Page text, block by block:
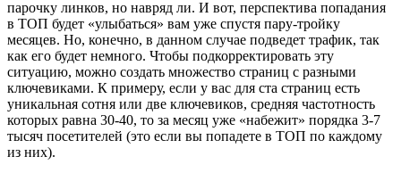
парочку линков, но навряд ли. И вот, перспектива попадания
в ТОП будет «улыбаться» вам уже спустя пару-тройку
месяцев. Но, конечно, в данном случае подведет трафик, так
как его будет немного. Чтобы подкорректировать эту
ситуацию, можно создать множество страниц с разными
ключевиками. К примеру, если у вас для ста страниц есть
уникальная сотня или две ключевиков, средняя частотность
которых равна 30-40, то за месяц уже «набежит» порядка 3-7
тысяч посетителей (это если вы попадете в ТОП по каждому
из них).